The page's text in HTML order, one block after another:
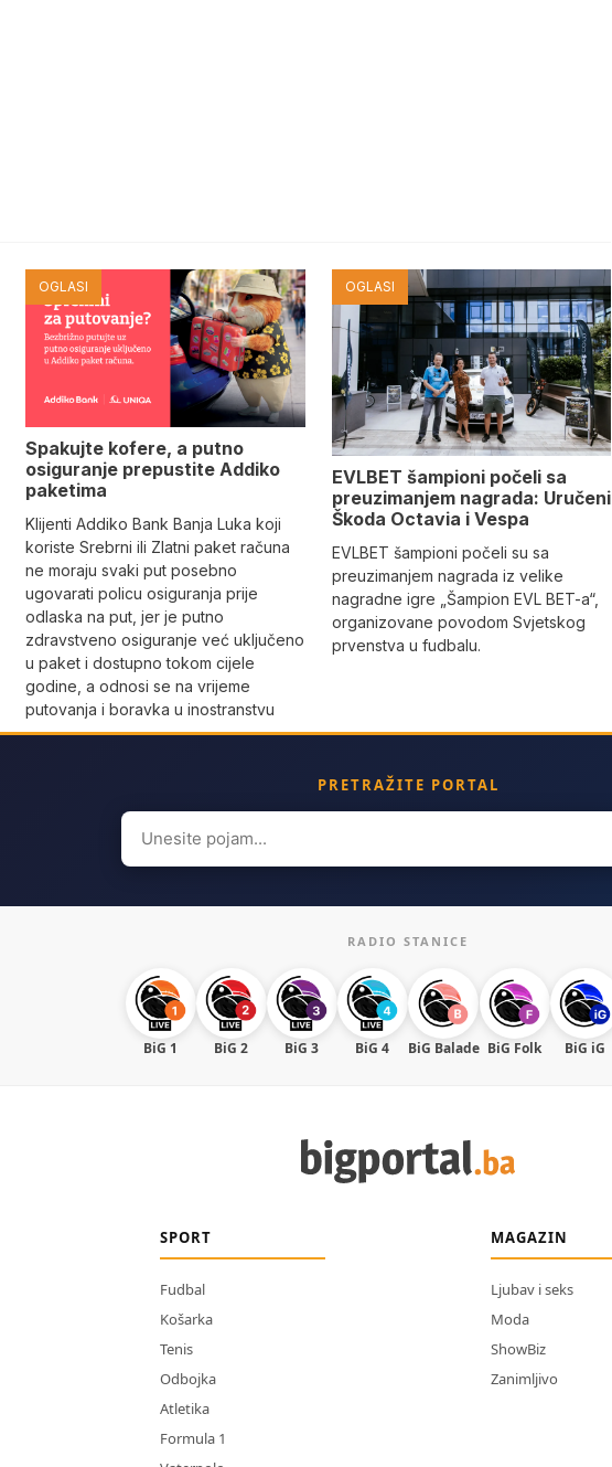
OGLASI
Spakujte kofere, a putno
osiguranje prepustite Addiko
paketima
Klijenti Addiko Bank Banja Luka koji
koriste Srebrni ili Zlatni paket računa
ne moraju svaki put posebno
ugovarati policu osiguranja prije
odlaska na put, jer je putno
zdravstveno osiguranje već uključeno
u paket i dostupno tokom cijele
godine, a odnosi se na vrijeme
putovanja i boravka u inostranstvu
OGLASI
EVLBET šampioni počeli sa
preuzimanjem nagrada: Uručeni
Škoda Octavia i Vespa
EVLBET šampioni počeli su sa
preuzimanjem nagrada iz velike
nagradne igre „Šampion EVL BET-a“,
organizovane povodom Svjetskog
prvenstva u fudbalu.
PRETRAŽITE PORTAL
Search
for:
RADIO STANICE
BiG 1 BiG 2 BiG 3 BiG 4 BiG Balade BiG Folk BiG iG
SPORT
Fudbal
Košarka
Tenis
Odbojka
Atletika
Formula 1
MAGAZIN
Ljubav i seks
Moda
ShowBiz
Zanimljivo